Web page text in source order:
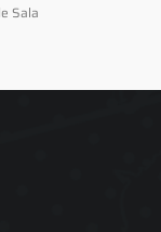
Sala